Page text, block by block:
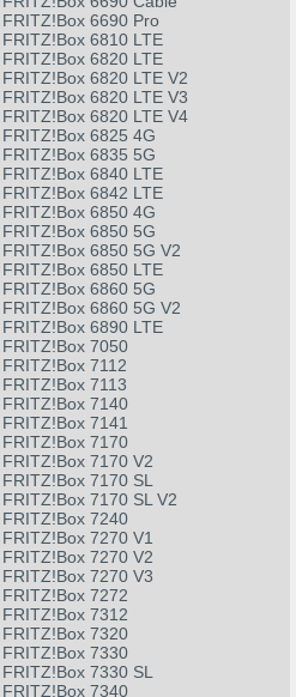
FRITZ!Box 6690 Pro
FRITZ!Box 6810 LTE
FRITZ!Box 6820 LTE
FRITZ!Box 6820 LTE V2
FRITZ!Box 6820 LTE V3
FRITZ!Box 6820 LTE V4
FRITZ!Box 6825 4G
FRITZ!Box 6835 5G
FRITZ!Box 6840 LTE
FRITZ!Box 6842 LTE
FRITZ!Box 6850 4G
FRITZ!Box 6850 5G
FRITZ!Box 6850 5G V2
FRITZ!Box 6850 LTE
FRITZ!Box 6860 5G
FRITZ!Box 6860 5G V2
FRITZ!Box 6890 LTE
FRITZ!Box 7050
FRITZ!Box 7112
FRITZ!Box 7113
FRITZ!Box 7140
FRITZ!Box 7141
FRITZ!Box 7170
FRITZ!Box 7170 V2
FRITZ!Box 7170 SL
FRITZ!Box 7170 SL V2
FRITZ!Box 7240
FRITZ!Box 7270 V1
FRITZ!Box 7270 V2
FRITZ!Box 7270 V3
FRITZ!Box 7272
FRITZ!Box 7312
FRITZ!Box 7320
FRITZ!Box 7330
FRITZ!Box 7330 SL
FRITZ!Box 7340